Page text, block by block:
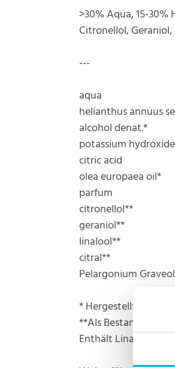
>30% Aqua, 15-
Citronellol,
---
aqua
helianthus annuus
alcohol denat.*
potassium hydroxide
citric acid
olea europaea oil*
parfum
citronellol**
geraniol**
linalool**
citral**
Pelargonium
* Hergestellt mit Bio-
**Als Bestandteil
Enthält Linalool.